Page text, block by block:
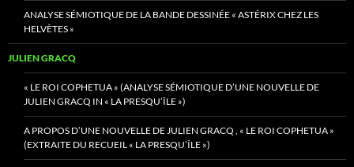
ANALYSE SÉMIOTIQUE DE LA BANDE DESSINÉE « ASTÉRIX CHEZ LES
HELVÈTES »
JULIEN GRACQ
« LE ROI COPHETUA » (ANALYSE SÉMIOTIQUE D’UNE NOUVELLE DE
JULIEN GRACQ IN « LA PRESQU’ÎLE »)
A PROPOS D’UNE NOUVELLE DE JULIEN GRACQ , « LE ROI COPHETUA »
(EXTRAITE DU RECUEIL « LA PRESQU’ÎLE »)